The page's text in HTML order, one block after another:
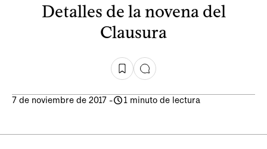
Detalles de la novena del
Clausura
7 de noviembre de 2017 - 1 minuto de lectura